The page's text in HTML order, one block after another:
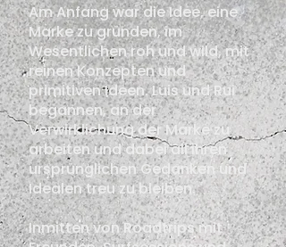
Am Anfang war die Idee, eine
Marke zu gründen, im
Wesentlichen roh und wild, mit
reinen Konzepten und
primitiven Ideen. Luis und Rui
begannen, an der
Verwirklichung der Marke zu
arbeiten und dabei all ihren
ursprünglichen Gedanken und
Idealen treu zu bleiben.
Inmitten von Roadtrips mit